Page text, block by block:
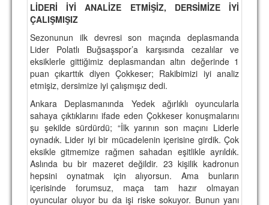
LİDERİ İYİ ANALİZE ETMİŞİZ, DERSİMİZE İYİ
ÇALIŞMIŞIZ
Sezonunun ilk devresi son maçında deplasmanda
Lider Polatlı Buğsaşspor’a karşısında cezalılar ve
eksiklerle gittiğimiz deplasmandan altın değerinde 1
puan çıkarttık diyen Çokkeser; Rakibimizi iyi analiz
etmişiz, dersimize iyi çalışmışız dedi.
Ankara Deplasmanında Yedek ağırlıklı oyuncularla
sahaya çıktıklarını ifade eden Çokkeser konuşmalarını
şu şekilde sürdürdü; “İlk yarının son maçını Liderle
oynadık. Lider iyi bir mücadelenin içerisine girdik. Çok
eksikle gitmemize rağmen sahadan eşitlikle ayrıldık.
Aslında bu bir mazeret değildir. 23 kişilik kadronun
hepsini oynatmak için alıyorsun. Ama bunların
içerisinde forumsuz, maça tam hazır olmayan
oyuncular oluyor bu da işi riske sokuyor. Bunun yanı